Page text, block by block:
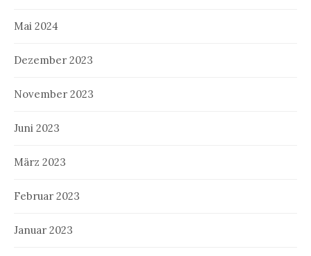
Mai 2024
Dezember 2023
November 2023
Juni 2023
März 2023
Februar 2023
Januar 2023